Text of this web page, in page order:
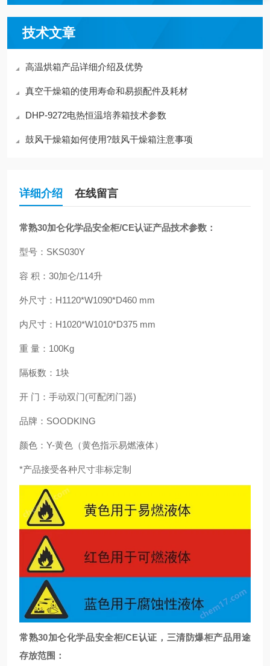
技术文章
高温烘箱产品详细介绍及优势
真空干燥箱的使用寿命和易损配件及耗材
DHP-9272电热恒温培养箱技术参数
鼓风干燥箱如何使用?鼓风干燥箱注意事项
详细介绍 在线留言
常熟30加仑化学品安全柜/CE认证产品技术参数：
型号：SKS030Y
容 积：30加仑/114升
外尺寸：H1120*W1090*D460 mm
内尺寸：H1020*W1010*D375 mm
重 量：100Kg
隔板数：1块
开 门：手动双门(可配闭门器)
品牌：SOODKING
颜色：Y-黄色（黄色指示易燃液体）
*产品接受各种尺寸非标定制
常熟30加仑化学品安全柜/CE认证 ， 三清防爆柜产品用途
存放范围：